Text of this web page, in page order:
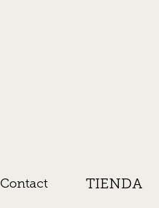
Contact TIENDA